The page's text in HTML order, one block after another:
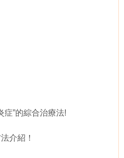
症”的綜合治療法!
介紹！